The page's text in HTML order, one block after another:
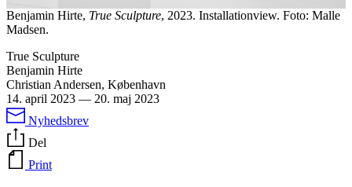
Benjamin Hirte, True Sculpture, 2023. Installationview. Foto: Malle
Madsen.
True Sculpture
Benjamin Hirte
Christian Andersen, København
14. april 2023 — 20. maj 2023
Nyhedsbrev
Del
Print